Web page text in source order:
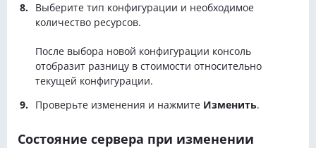
Выберите тип конфигурации и необходимое
количество ресурсов.
После выбора новой конфигурации консоль
отобразит разницу в стоимости относительно
текущей конфигурации.
Проверьте изменения и нажмите Изменить.
Состояние сервера при изменении